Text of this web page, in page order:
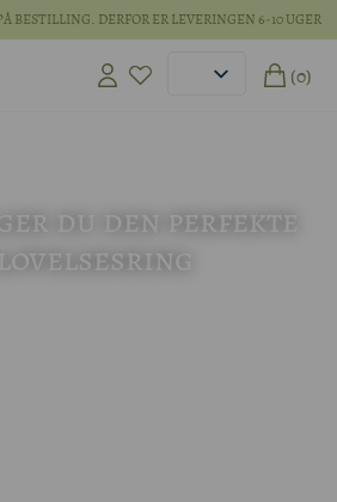
BESTILLING. DERFOR ER LEVERINGEN 6-10 UGER
(0)
du den perfekte